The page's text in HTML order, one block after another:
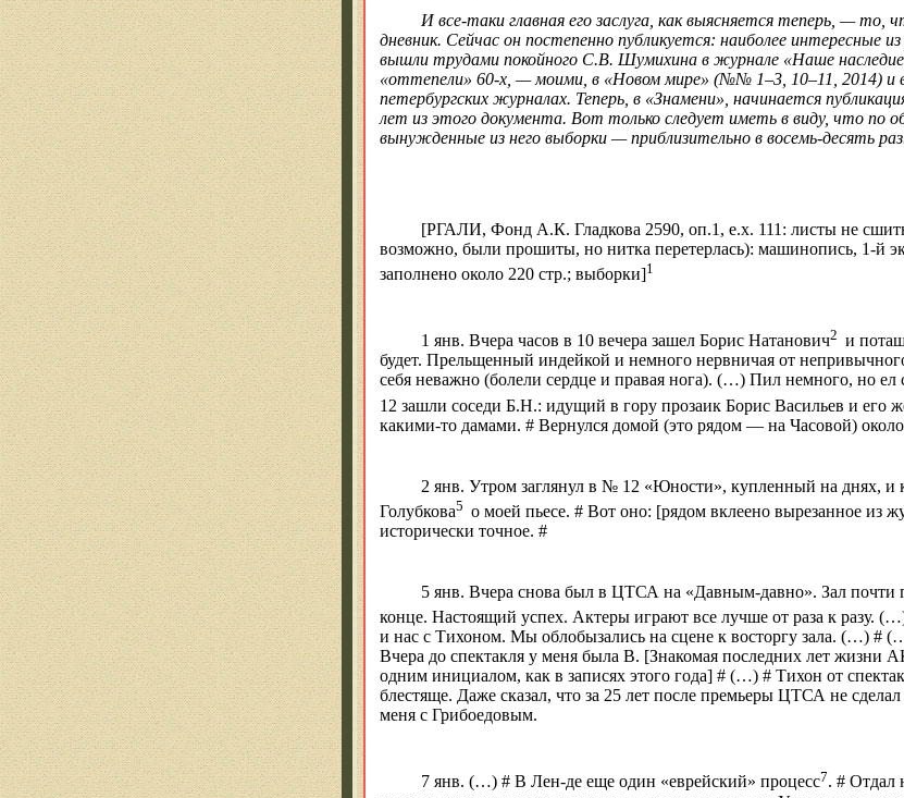
И все-таки главная его заслуга, как выясняется теперь, — то,
дневник. Сейчас он постепенно публикуется: наиболее интересные
вышли трудами покойного С.В. Шумихина в журнале «Наше
«оттепели» 60-х, — моими, в «Новом мире» (№№ 1–3, 10–11, 2014) и
петербургских журналах. Теперь, в «Знамени», начинается
лет из этого документа. Вот только следует иметь в виду, что по
вынужденные из него выборки — приблизительно в восемь-десять
[РГАЛИ, Фонд А.К. Гладкова 2590, оп.1, е.х. 111: листы не
возможно, были прошиты, но нитка перетерлась): машинопись, 1-й
заполнено около 220 стр.; выборки]1
1 янв. Вчера часов в 10 вечера зашел Борис Натанович2 и
будет. Прельщенный индейкой и немного нервничая от
себя неважно (болели сердце и правая нога). (…) Пил немного, но ел
12 зашли соседи Б.Н.: идущий в гору прозаик Борис Васильев и его
какими-то дамами. # Вернулся домой (это рядом — на Часовой) около
2 янв. Утром заглянул в № 12 «Юности», купленный на днях, и
Голубкова5 о моей пьесе. # Вот оно: [рядом вклеено вырезанное из
исторически точное. #
5 янв. Вчера снова был в ЦТСА на «Давным-давно». Зал почти
конце. Настоящий успех. Актеры играют все лучше от раза к разу.
и нас с Тихоном. Мы облобызались на сцене к восторгу зала. (…) #
Вчера до спектакля у меня была В. [Знакомая последних лет жизни
одним инициалом, как в записях этого года] # (…) # Тихон от
блестяще. Даже сказал, что за 25 лет после премьеры ЦТСА не
меня с Грибоедовым.
7 янв. (…) # В Лен-де еще один «еврейский» процесс7. # Отдал